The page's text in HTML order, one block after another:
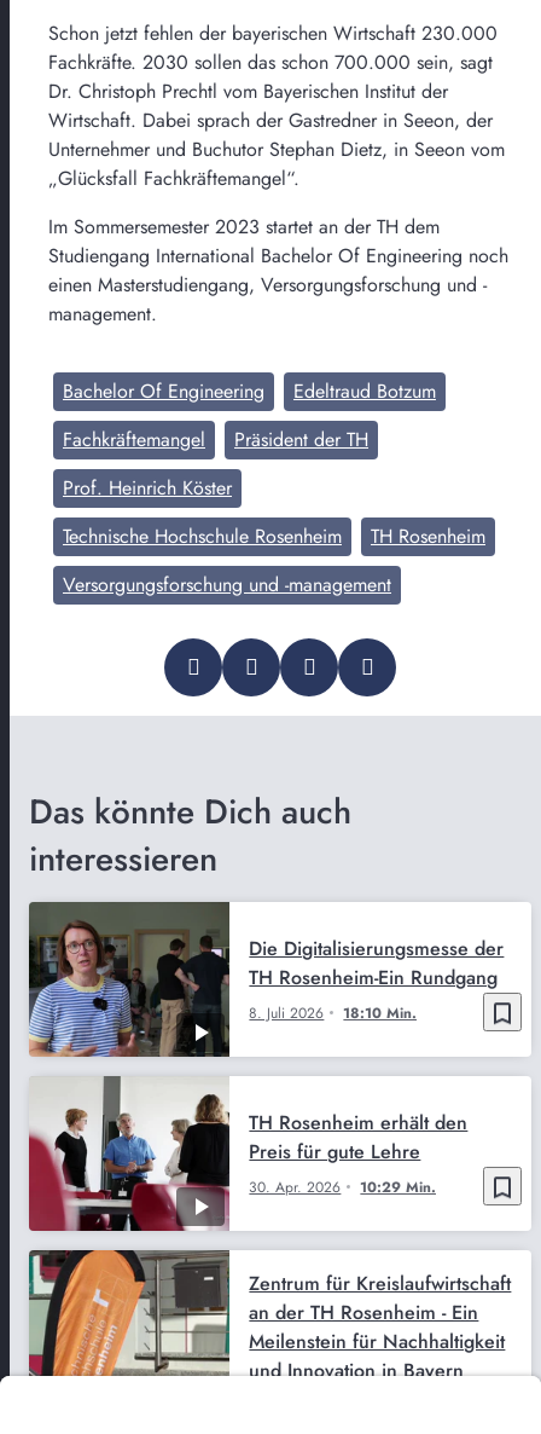
Schon jetzt fehlen der bayerischen Wirtschaft 230.000
Fachkräfte. 2030 sollen das schon 700.000 sein, sagt
Dr. Christoph Prechtl vom Bayerischen Institut der
Wirtschaft. Dabei sprach der Gastredner in Seeon, der
Unternehmer und Buchutor Stephan Dietz, in Seeon vom
„Glücksfall Fachkräftemangel“.
Im Sommersemester 2023 startet an der TH dem
Studiengang International Bachelor Of Engineering noch
einen Masterstudiengang, Versorgungsforschung und -
management.
Bachelor Of Engineering
Edeltraud Botzum
Fachkräftemangel
Präsident der TH
Prof. Heinrich Köster
Technische Hochschule Rosenheim
TH Rosenheim
Versorgungsforschung und -management
Das könnte Dich auch
interessieren
bookmark_border
8. Juli 2026 18:10 Min.
Die Digitalisierungsmesse der
TH Rosenheim-Ein Rundgang
bookmark_border
30. Apr. 2026 10:29 Min.
TH Rosenheim erhält den
Preis für gute Lehre
Zentrum für Kreislaufwirtschaft
an der TH Rosenheim - Ein
Meilenstein für Nachhaltigkeit
und Innovation in Bayern